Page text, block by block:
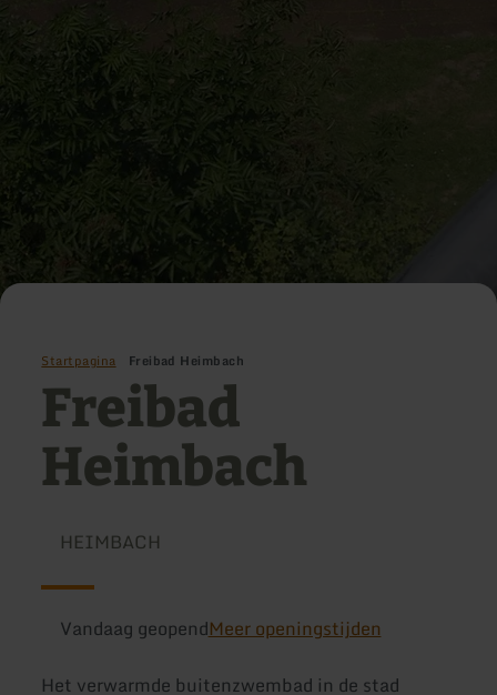
Startpagina Freibad Heimbach
Freibad
Heimbach
HEIMBACH
Vandaag geopendMeer openingstijden
Het verwarmde buitenzwembad in de stad